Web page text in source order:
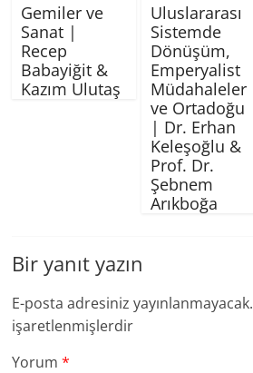
Gemiler ve
Sanat |
Recep
Babayiğit &
Kazım Ulutaş
Uluslararası
Sistemde
Dönüşüm,
Emperyalist
Müdahaleler
ve Ortadoğu
| Dr. Erhan
Keleşoğlu &
Prof. Dr.
Şebnem
Arıkboğa
Bir yanıt yazın
E-posta adresiniz yayınlanmayacak.
işaretlenmişlerdir
Yorum*